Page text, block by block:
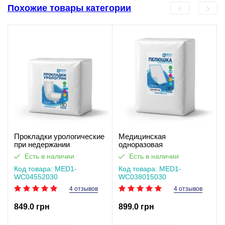
Похожие товары категории
Прокладки урологические
при недержании
одноразовые MED1-
WC04, размер 55×20 см
(30 шт в упаковке)
Есть в наличии
Код товара: MED1-
WC04552030
4 отзывов
849.0 грн
Медицинская
одноразовая
впитывающая пелёнка
MED1-WC03, размер
80×150 см (30 шт в
упаковке)
Есть в наличии
Код товара: MED1-
WC038015030
4 отзывов
899.0 грн